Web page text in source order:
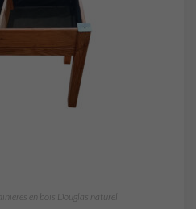
en bois Douglas naturel